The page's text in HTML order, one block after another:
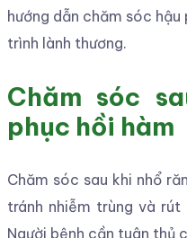
hướng dẫn chăm sóc
trình lành thương.
Chăm sóc
phục hồi hàm
Chăm sóc sau khi nhổ
tránh nhiễm trùng và rút
Người bệnh cần tuân thủ